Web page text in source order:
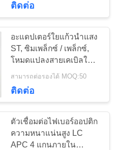
บอร์ออปติ
86
ไฟเบอร์
ติดต่อ
อะแดปเตอร์ใยแก้วนำแสง
ST, ซิมเพล็กซ์ / เพล็กซ์,
โหมดแปลงสายเคเบิลใย
แก้วนำแสง ST โหมดเดียว
สามารถต่อรองได้ MOQ:50
ติดต่อ
ตัวเชื่อมต่อไฟเบอร์ออปติก
ความหนาแน่นสูง LC
APC 4 แกนภายใน